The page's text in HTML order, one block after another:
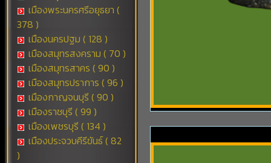
เมืองพระนครศรีอยุธยา (
378 )
เมืองนครปฐม ( 128 )
เมืองสมุทรสงคราม ( 70 )
เมืองสมุทรสาคร ( 90 )
เมืองสมุทรปราการ ( 96 )
เมืองกาญจนบุรี ( 90 )
เมืองราชบุรี ( 99 )
เมืองเพชรบุรี ( 134 )
เมืองประจวบคีรีขันธ์ ( 82
)